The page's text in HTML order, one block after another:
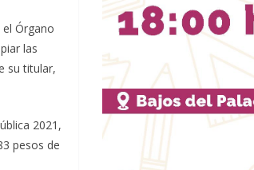
Órgano
las
su titular,
2021,
pesos de